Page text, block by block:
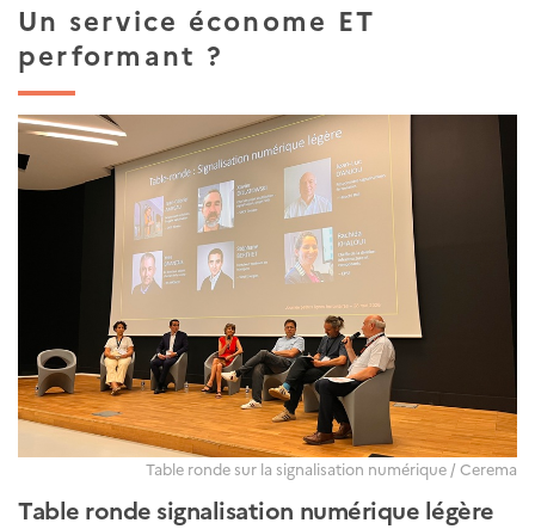
Un service économe ET
performant ?
Table ronde sur la signalisation numérique / Cerema
Table ronde signalisation numérique légère